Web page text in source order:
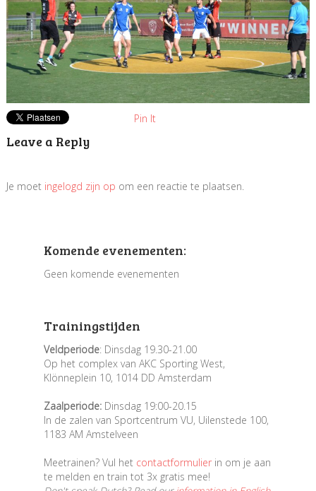
Pin It
Leave a Reply
Je moet ingelogd zijn op om een reactie te plaatsen.
Komende evenementen:
Geen komende evenementen
Trainingstijden
Veldperiode: Dinsdag 19.30-21.00
Op het complex van AKC Sporting West,
Klönneplein 10, 1014 DD Amsterdam
Zaalperiode:Dinsdag 19:00-20.15
In de zalen van Sportcentrum VU, Uilenstede 100,
1183 AM Amstelveen
Meetrainen? Vul het contactformulierin om je aan
te melden en train tot 3x gratis mee!